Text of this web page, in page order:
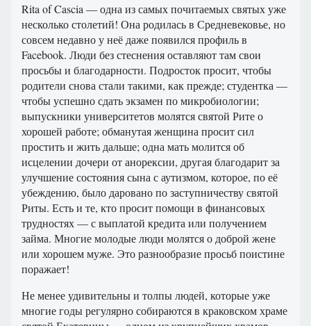
Rita of Cascia — одна из самых почитаемых святых уже
несколько столетий! Она родилась в Средневековье, но
совсем недавно у неё даже появился профиль в
Facebook. Люди без стеснения оставляют там свои
просьбы и благодарности. Подросток просит, чтобы
родители снова стали такими, как прежде; студентка —
чтобы успешно сдать экзамен по микробиологии;
выпускники университетов молятся святой Рите о
хорошей работе; обманутая женщина просит сил
простить и жить дальше; одна мать молится об
исцелении дочери от анорексии, другая благодарит за
улучшение состояния сына с аутизмом, которое, по её
убеждению, было даровано по заступничеству святой
Риты. Есть и те, кто просит помощи в финансовых
трудностях — с выплатой кредита или получением
займа. Многие молодые люди молятся о доброй жене
или хорошем муже. Это разнообразие просьб поистине
поражает!
Не менее удивительны и толпы людей, которые уже
многие годы регулярно собираются в краковском храме